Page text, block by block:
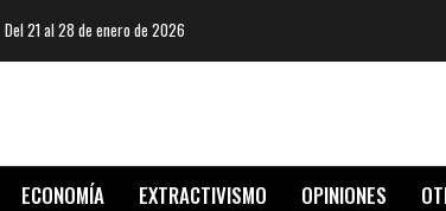
21 al 28 de enero de 2026
ECONOMÍA EXTRACTIVISMO OPINIONES